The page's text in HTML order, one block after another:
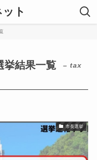
ト
挙結果一覧
– tax
市長選挙